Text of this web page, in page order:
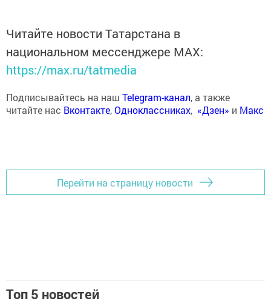
Читайте новости Татарстана в
национальном мессенджере MАХ:
https://max.ru/tatmedia
Подписывайтесь на наш Telegram-канал, а также
читайте нас Вконтакте,Одноклассниках, «Дзен» и Макс
Перейти на страницу новости
Топ 5 новостей